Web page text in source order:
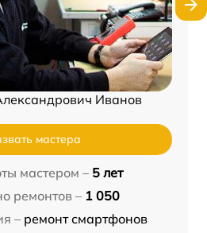
Иванов
мастера
мастером – 5 лет
ремонтов – 1 050
– ремонт смартфонов